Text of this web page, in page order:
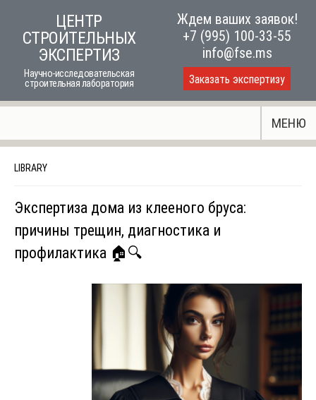
content
ЦЕНТР
СТРОИТЕЛЬНЫХ
ЭКСПЕРТИЗ
Научно-исследовательская
строительная лаборатория
Ждем ваших заявок!
+7 (995) 100-33-55
info@fse.ms
Заказать экспертизу
МЕНЮ
LIBRARY
Экспертиза дома из клееного бруса:
причины трещин, диагностика и
профилактика 🏠🔍